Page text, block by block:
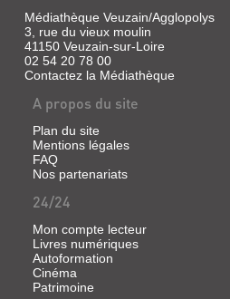
Médiathèque Veuzain/Agglopolys
3, rue du vieux moulin
41150 Veuzain-sur-Loire
02 54 20 78 00
Contactez la Médiathèque
A propos du site
Plan du site
Mentions légales
FAQ
Nos partenariats
24/24
Mon compte lecteur
Livres numériques
Autoformation
Cinéma
Patrimoine